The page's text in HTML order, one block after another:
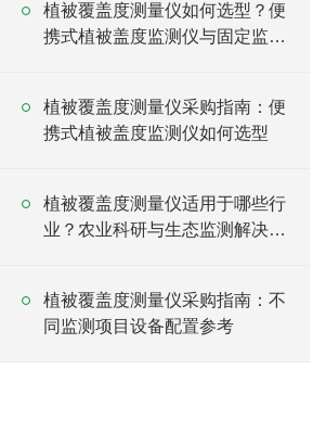
植被覆盖度测量仪如何选型？便
携式植被盖度监测仪与固定监测
植被覆盖度测量仪采购指南：便
携式植被盖度监测仪如何选型
植被覆盖度测量仪适用于哪些行
业？农业科研与生态监测解决方
植被覆盖度测量仪采购指南：不
同监测项目设备配置参考